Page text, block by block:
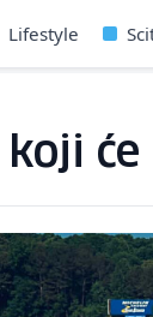
Lifestyle
koji